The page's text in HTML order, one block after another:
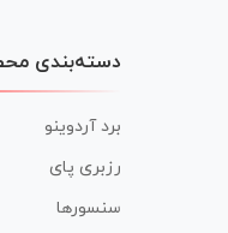
دسته‌بندی
برد آردوینو
رزبری پای
سنسورها